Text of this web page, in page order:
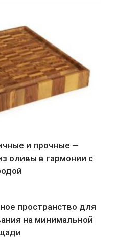
и прочные —
оливы в гармонии с
пространство для
на минимальной